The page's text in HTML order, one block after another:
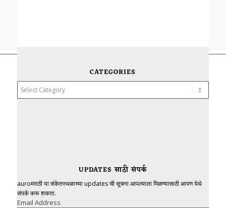
CATEGORIES
UPDATES साठी संपर्क
auroमराठी या संकेतस्थळाच्या updates ची सूचना आपल्याला मिळण्यासाठी आपण येथे
संपर्क करू शकता.
Email Address